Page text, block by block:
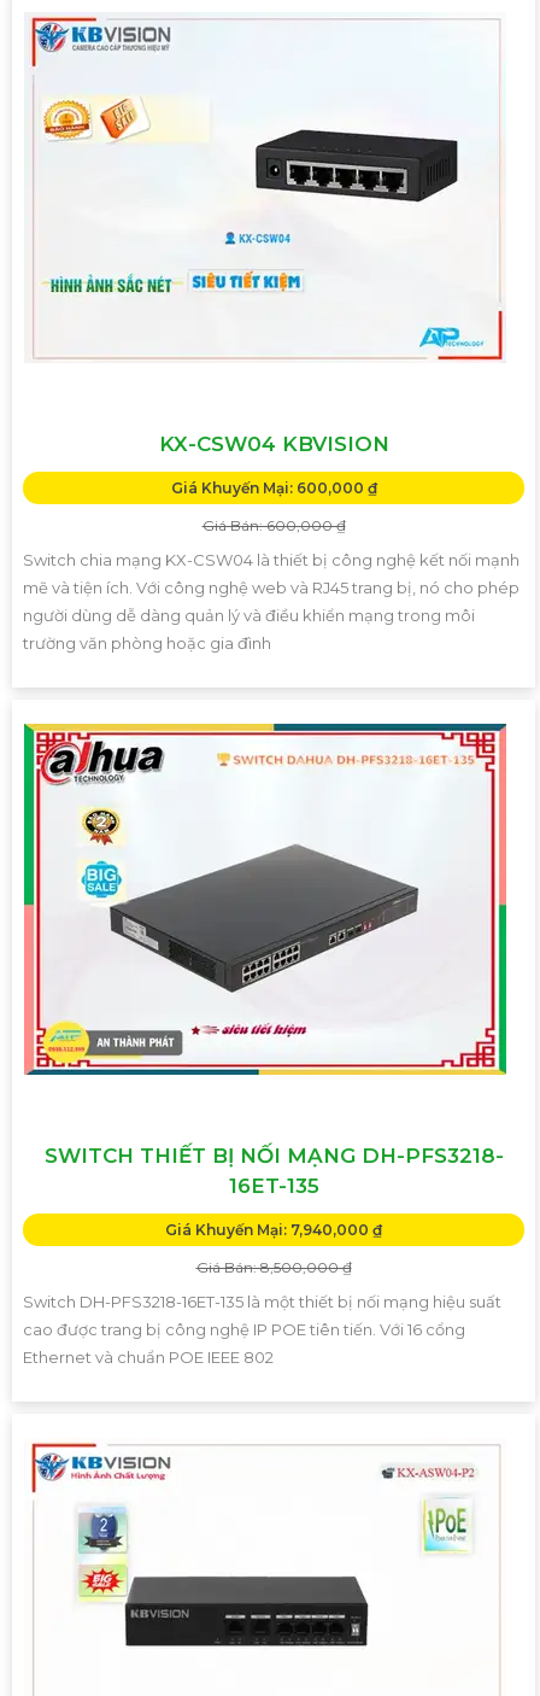
KX-CSW04 KBVISION
Giá Khuyến Mại: 600,000 ₫
Giá Bán: 600,000 ₫
Switch chia mạng KX-CSW04 là thiết bị công nghệ kết nối mạnh
mẽ và tiện ích. Với công nghệ web và RJ45 trang bị, nó cho phép
người dùng dễ dàng quản lý và điều khiển mạng trong môi
trường văn phòng hoặc gia đình
SWITCH THIẾT BỊ NỐI MẠNG DH-PFS3218-
16ET-135
Giá Khuyến Mại: 7,940,000 ₫
Giá Bán: 8,500,000 ₫
Switch DH-PFS3218-16ET-135 là một thiết bị nối mạng hiệu suất
cao được trang bị công nghệ IP POE tiên tiến. Với 16 cổng
Ethernet và chuẩn POE IEEE 802